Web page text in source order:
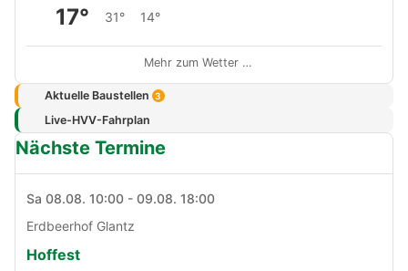
17° 31° 14°
Mehr zum Wetter …
Aktuelle Baustellen 3
Live-HVV-Fahrplan
Nächste Termine
Sa 08.08. 10:00 - 09.08. 18:00
Erdbeerhof Glantz
Hoffest